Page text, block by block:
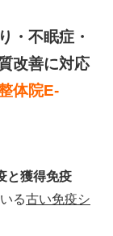
・不眠症・
改善に対応
体院E-
と獲得免疫
る古い免疫シ